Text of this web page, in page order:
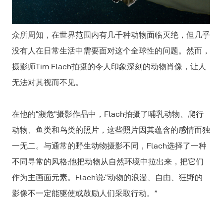
众所周知，在世界范围内有几千种动物面临灭绝，但几乎
没有人在日常生活中需要面对这个全球性的问题。然而，
摄影师Tim Flach拍摄的令人印象深刻的动物肖像，让人
无法对其视而不见。
在他的“濒危”摄影作品中，Flach拍摄了哺乳动物、爬行
动物、鱼类和鸟类的照片，这些照片因其蕴含的感情而独
一无二。与通常的野生动物摄影不同，Flach选择了一种
不同寻常的风格;他把动物从自然环境中拉出来，把它们
作为主画面元素。Flach说:“动物的浪漫、自由、狂野的
影像不一定能驱使或鼓励人们采取行动。”